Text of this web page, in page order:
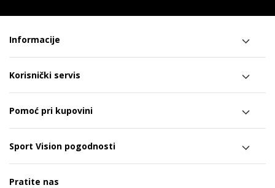
Informacije
Korisnički servis
Pomoć pri kupovini
Sport Vision pogodnosti
Pratite nas